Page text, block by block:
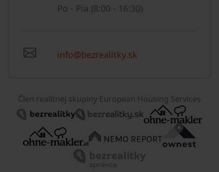
Po - Pia (8:00 - 16:30)
info@bezrealitky.sk
Člen realitnej skupiny European Housing Services